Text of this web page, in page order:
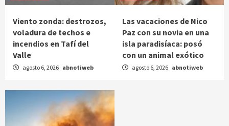
Viento zonda: destrozos,
voladura de techos e
incendios en Tafí del
Valle
agosto 6, 2026 abnotiweb
Las vacaciones de Nico
Paz con su novia en una
isla paradisíaca: posó
con un animal exótico
agosto 6, 2026 abnotiweb